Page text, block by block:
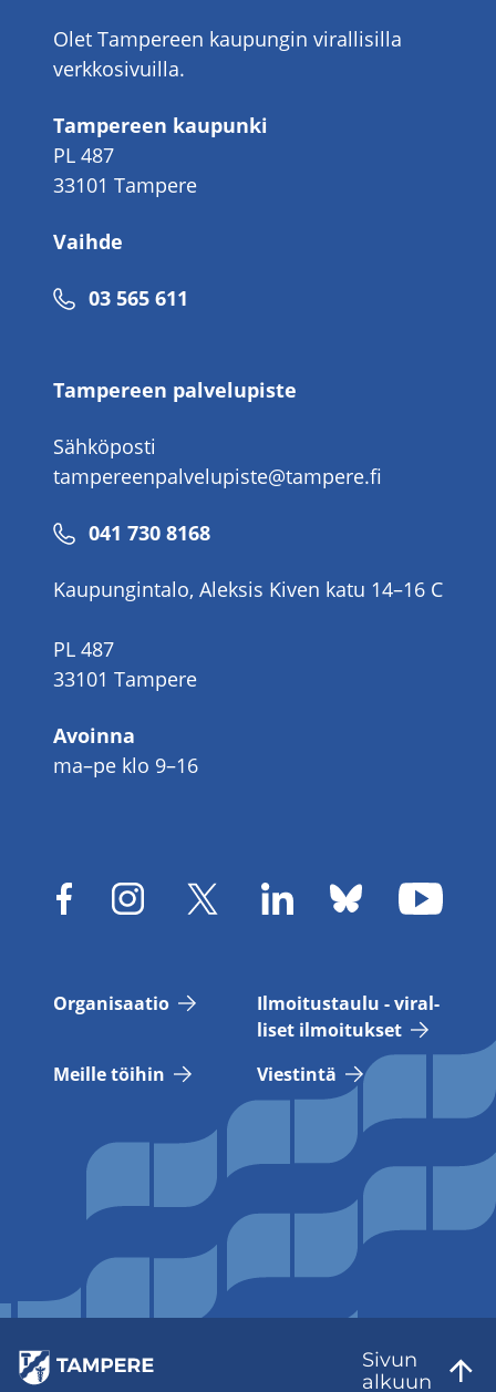
Olet Tampereen kaupungin virallisilla
verkkosivuilla.
Tampereen kaupunki
PL 487
33101 Tampere
Vaihde
Puhelinnumero
03 565 611
Tampereen palvelupiste
Sähköposti
tampereenpalvelupiste@tampere.fi
Puhelinnumero
041 730 8168
Kaupungintalo, Aleksis Kiven katu 14–16 C
PL 487
33101 Tampere
Avoinna
ma–pe klo 9–16
Or­ga­ni­saa­tio
Il­moi­tus­tau­lu - vi­ral­
li­set il­moi­tuk­set
Meil­le töi­hin
Vies­tin­tä
Sivun
al­kuun